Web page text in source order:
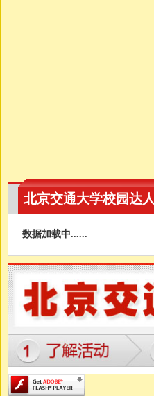
北京交通大学校园达人
数据加载中......